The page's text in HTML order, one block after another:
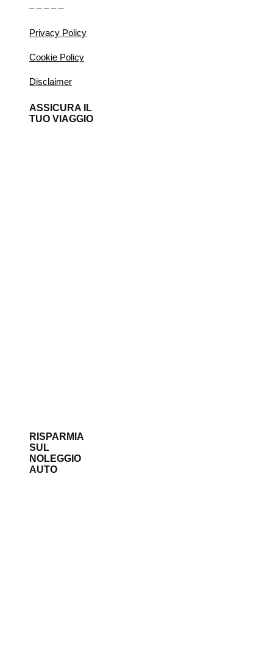
– – – – –
Privacy Policy
Cookie Policy
Disclaimer
ASSICURA IL
TUO VIAGGIO
RISPARMIA
SUL
NOLEGGIO
AUTO